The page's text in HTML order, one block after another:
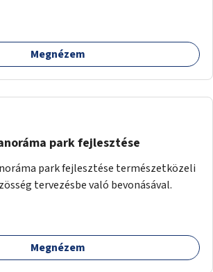
Megnézem
park fejlesztése
park fejlesztése természetközeli
tervezésbe való bevonásával.
Megnézem